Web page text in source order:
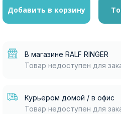
Добавить в корзину
В магазине RALF RINGER
Товар недоступен для
Курьером домой / в офис
Товар недоступен для